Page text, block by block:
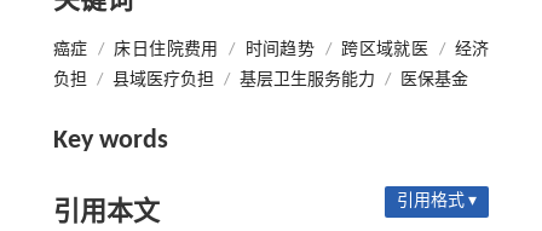
癌症 / 床日住院费用 / 时间趋势 / 跨区域就医 / 经济
负担 / 县域医疗负担 / 基层卫生服务能力 / 医保基金
Key words
引用本文 引用格式 ▾